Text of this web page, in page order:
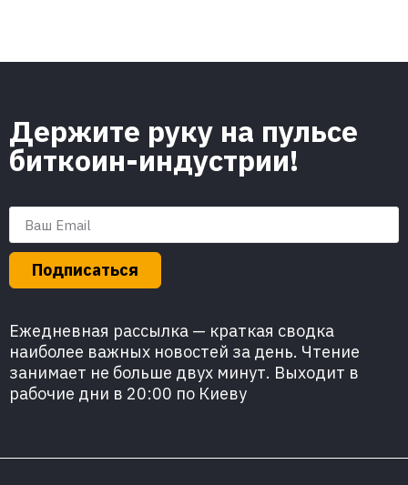
Держите руку на пульсе
биткоин-индустрии!
Подписаться
Ежедневная рассылка — краткая сводка
наиболее важных новостей за день. Чтение
занимает не больше двух минут. Выходит в
рабочие дни в 20:00 по Киеву